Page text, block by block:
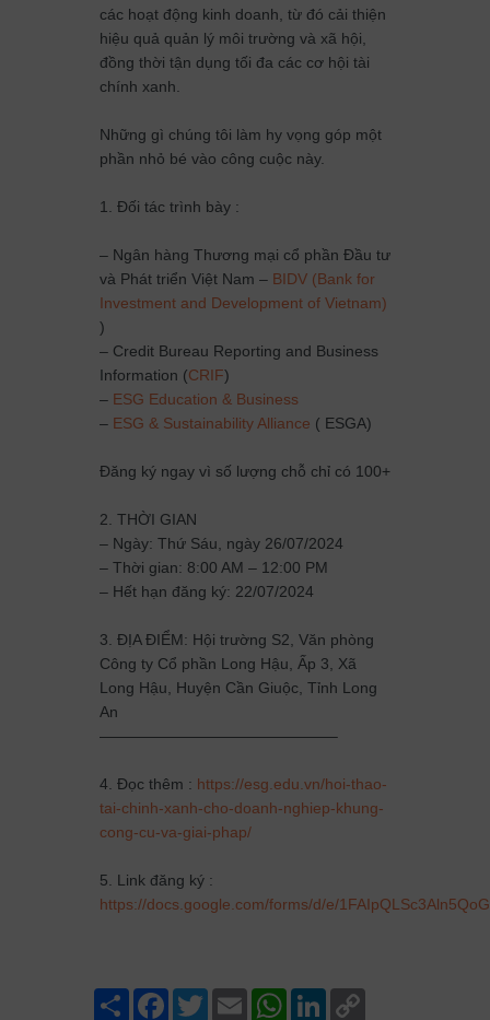
các hoạt động kinh doanh, từ đó cải thiện
hiệu quả quản lý môi trường và xã hội,
đồng thời tận dụng tối đa các cơ hội tài
chính xanh.
Những gì chúng tôi làm hy vọng góp một
phần nhỏ bé vào công cuộc này.
1. Đối tác trình bày :
– Ngân hàng Thương mại cổ phần Đầu tư
và Phát triển Việt Nam – BIDV (Bank for
Investment and Development of Vietnam)
)
– Credit Bureau Reporting and Business
Information (CRIF)
– ESG Education & Business
– ESG & Sustainability Alliance ( ESGA)
Đăng ký ngay vì số lượng chỗ chỉ có 100+
2. THỜI GIAN
– Ngày: Thứ Sáu, ngày 26/07/2024
– Thời gian: 8:00 AM – 12:00 PM
– Hết hạn đăng ký: 22/07/2024
3. ĐỊA ĐIỂM: Hội trường S2, Văn phòng
Công ty Cổ phần Long Hậu, Ấp 3, Xã
Long Hậu, Huyện Cần Giuộc, Tỉnh Long
An
———————————————–
4. Đọc thêm : https://esg.edu.vn/hoi-thao-
tai-chinh-xanh-cho-doanh-nghiep-khung-
cong-cu-va-giai-phap/
5. Link đăng ký :
https://docs.google.com/forms/d/e/
ShareFacebook
TwitterEmail WhatsApp
LinkedIn